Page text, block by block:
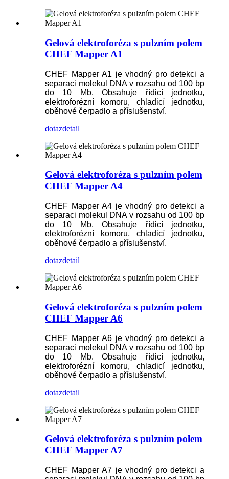
Gelová elektroforéza s pulzním polem
CHEF Mapper A1
CHEF Mapper A1 je vhodný pro detekci a
separaci molekul DNA v rozsahu od 100 bp
do 10 Mb. Obsahuje řídicí jednotku,
elektroforézní komoru, chladicí jednotku,
oběhové čerpadlo a příslušenství.
dotazdetail
Gelová elektroforéza s pulzním polem
CHEF Mapper A4
CHEF Mapper A4 je vhodný pro detekci a
separaci molekul DNA v rozsahu od 100 bp
do 10 Mb. Obsahuje řídicí jednotku,
elektroforézní komoru, chladicí jednotku,
oběhové čerpadlo a příslušenství.
dotazdetail
Gelová elektroforéza s pulzním polem
CHEF Mapper A6
CHEF Mapper A6 je vhodný pro detekci a
separaci molekul DNA v rozsahu od 100 bp
do 10 Mb. Obsahuje řídicí jednotku,
elektroforézní komoru, chladicí jednotku,
oběhové čerpadlo a příslušenství.
dotazdetail
Gelová elektroforéza s pulzním polem
CHEF Mapper A7
CHEF Mapper A7 je vhodný pro detekci a